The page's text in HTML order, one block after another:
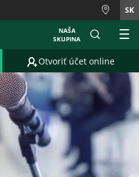
SK
NAŠA
SKUPINA
Otvoriť účet online